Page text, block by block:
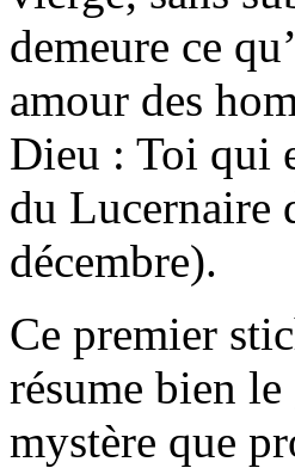
demeure ce
amour des
Dieu : Toi qui
du Lucernaire
décembre).
Ce premier
résume bien
mystère que